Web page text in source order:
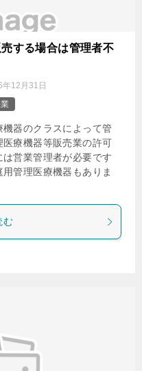
する場合は管理者不
年12月31日
器のクラスによって管
療機器等販売業の許可
営業管理者が必要です
管理医療機器もありま
む